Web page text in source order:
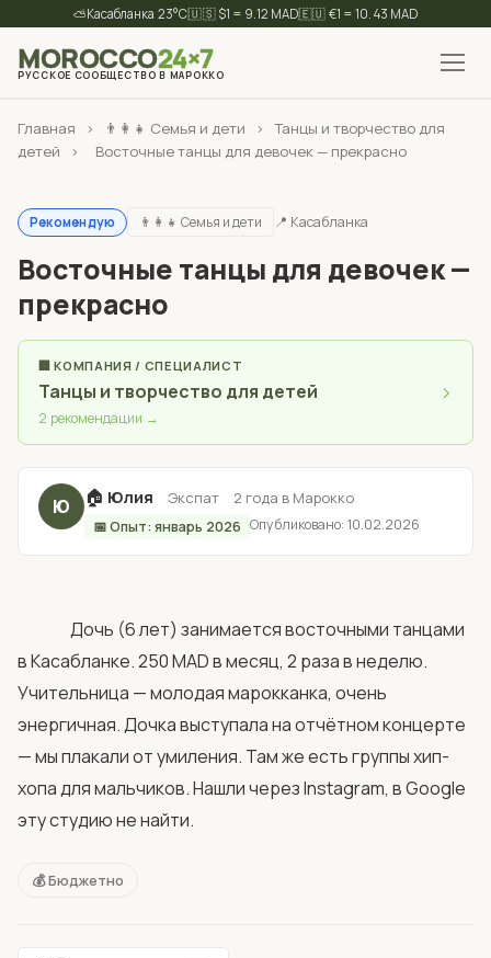
⛅ 23°C🇺🇸 $1 = 9.12 MAD🇪🇺 €1 = 10.43 MAD
MOROCCO24×7
РУССКОЕ СООБЩЕСТВО В МАРОККО
Найти ✕
Главная › 👨‍👩‍👧 Семья и дети ›
Танцы и творчество для
детей
› Восточные танцы для девочек — прекрасно
Рекомендую 👨‍👩‍👧 Семья и дети 📍 Касабланка
Восточные танцы для девочек —
прекрасно
🏢 КОМПАНИЯ / СПЕЦИАЛИСТ
Танцы и творчество для детей
2 рекомендации →
›
Ю 🏠 Юлия Экспат 2 года в Марокко
📅 Опыт: январь 2026 Опубликовано: 10.02.2026
в Касабланке. 250 MAD в месяц, 2 раза в неделю.
Учительница — молодая марокканка, очень
энергичная. Дочка выступала на отчётном концерте
— мы плакали от умиления. Там же есть группы хип-
хопа для мальчиков. Нашли через Instagram, в Google
эту студию не найти.
💰 Бюджетно